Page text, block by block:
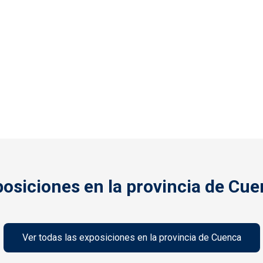
en la provincia de
Ver todas las exposiciones en la provincia de Cuenca